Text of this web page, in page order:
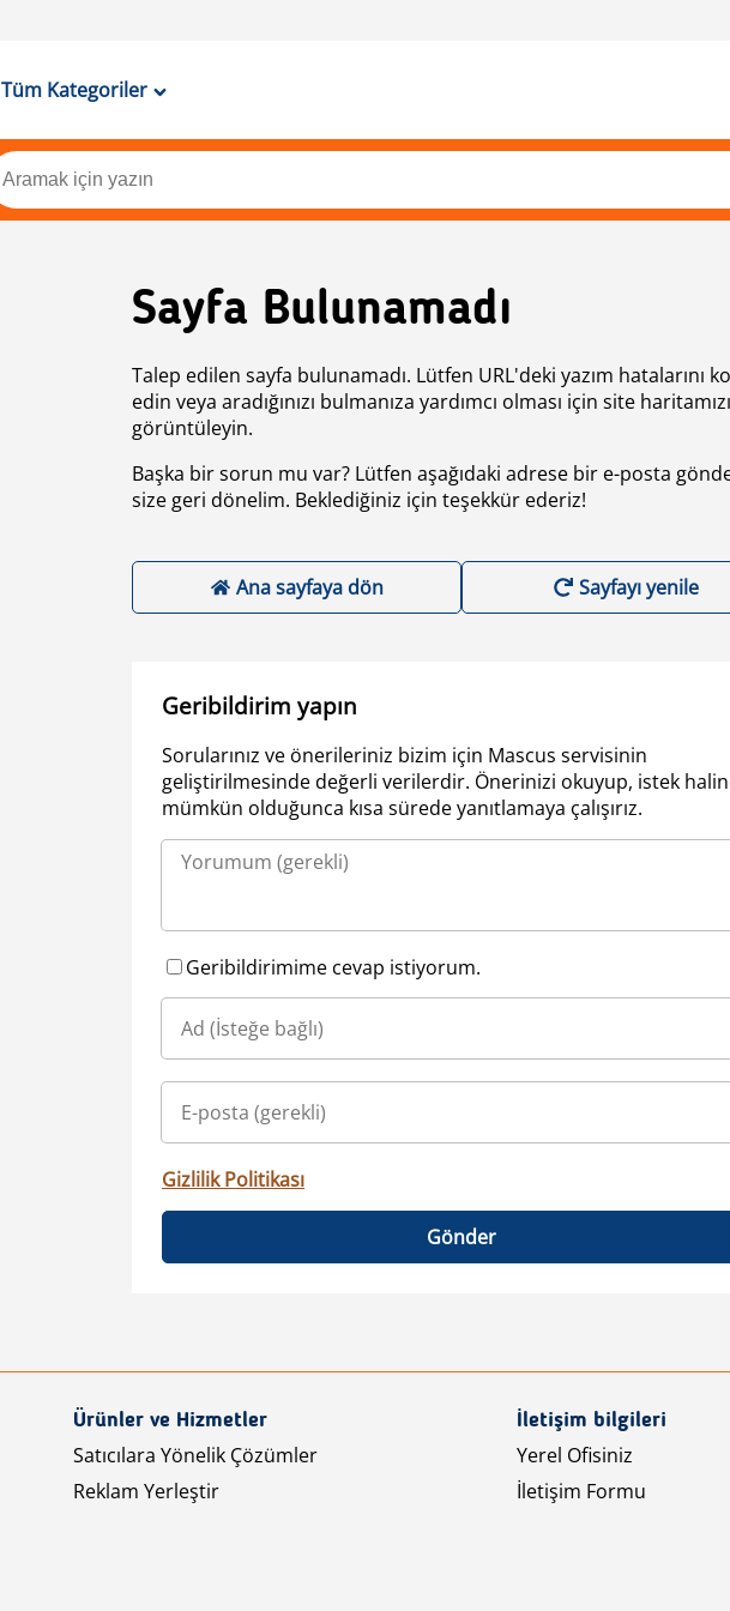
Tüm Kategoriler
Sayfa Bulunamadı
Talep edilen sayfa bulunamadı. Lütfen URL'deki yazım hatalarını
edin veya aradığınızı bulmanıza yardımcı olması için site haritamızı
görüntüleyin.
Başka bir sorun mu var? Lütfen aşağıdaki adrese bir e-posta
size geri dönelim. Beklediğiniz için teşekkür ederiz!
Ana sayfaya dön Sayfayı yenile
Geribildirim yapın
Sorularınız ve önerileriniz bizim için Mascus servisinin
geliştirilmesinde değerli verilerdir. Önerinizi okuyup, istek
mümkün olduğunca kısa sürede yanıtlamaya çalışırız.
Geribildirimime cevap istiyorum.
Gizlilik Politikası
Gönder
Ürünler ve Hizmetler
Satıcılara Yönelik Çözümler
Reklam Yerleştir
İletişim bilgileri
Yerel Ofisiniz
İletişim Formu